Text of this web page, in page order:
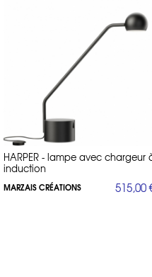
HARPER - lampe avec chargeur
induction
MARZAIS CRÉATIONS 515,00